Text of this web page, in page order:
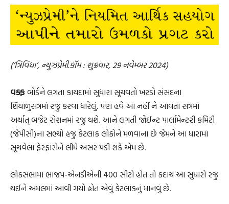
(‘ત્રિવિધા’, ન્યુઝપ્રેમી.કૉમ : શુક્રવાર, 29 નવેમ્બર 2024)
વક્ફ બોર્ડને લગતા કાયદામાં સુધારા સૂચવતો ખરડો સંસદના
શિયાળુસત્રમાં રજુ કરવા ધારેલું. પણ હવે આ નહીં ને આવતા સત્રમાં
અર્થાત્ બજેટ સેશનમાં રજુ થશે. આને લગતી જોઈન્ટ પાર્લામેન્ટરી કમિટી
(જેપીસી)ના સભ્યો હજુ કેટલાક લોકોને મળવાના છે જેમને આ ધારામાં
સૂચવેલા ફેરફારોને લીધે અસર પડી શકે એમ છે.
લોકસભામાં ભાજપ-એનડીએની 400 સીટો હોત તો કદાચ આ સુધારો રજુ
થઈને અમલમાં આવી ગયો હોત એવું કેટલાકનું માનવું છે.